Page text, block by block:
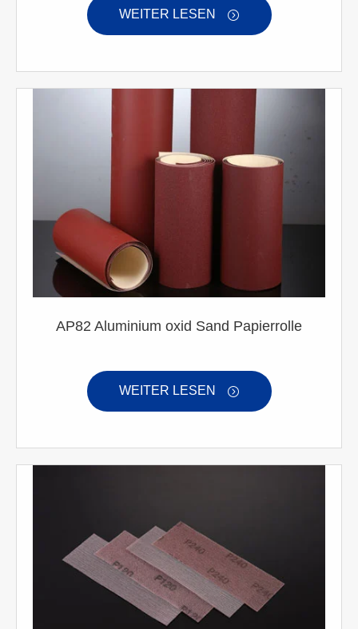
WEITER LESEN 
AP82 Aluminium oxid Sand Papierrolle
WEITER LESEN 